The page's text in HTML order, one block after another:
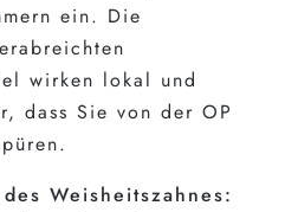
ein. Die
wirken lokal und
dass Sie von der OP
Weisheitszahnes: